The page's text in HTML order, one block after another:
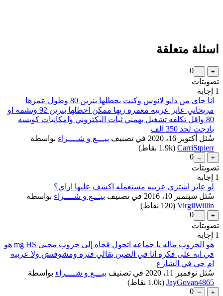
اسئلة متعلقة
0
تصويتات
1 إجابة
انا جاي من دايو لانوس وكنت بحطلها بنزين 80 وطول عمرها
مريحاني عايز عربيه معمره زيها ممكن احطلها بنزين 92 وتشمه او
80 واقل تكلفه تشغيل يهمني ثبات اليكتروني وامكانيات كويسه
بادجت لحد 350 الف
سُئل أكتوبر 16، 2020 في تصنيف بيـــع و شــــراء بواسطة
CarriStpierr
(
1.9k نقاط)
0
تصويتات
1 إجابة
لو عايز اشتري عربيه مستعمله اكشف عليها ازاي؟
سُئل سبتمبر 10، 2016 في تصنيف بيـــع و شــــراء بواسطة
VirgilWillin
(
120 نقاط)
0
تصويتات
1 إجابة
هو الجروب ماله يا جماعه اتحول فجاه إلى جروب محبى mg HS هو
في ايه على فكره انا في الصين بقالي فتره ومشوفتش ولا عربيه
ام جي في الشارع
سُئل نوفمبر 11، 2020 في تصنيف بيـــع و شــــراء بواسطة
JayGovan4865
(
1.0k نقاط)
0